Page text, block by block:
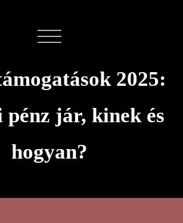
2025:
jár, kinek és
hogyan?